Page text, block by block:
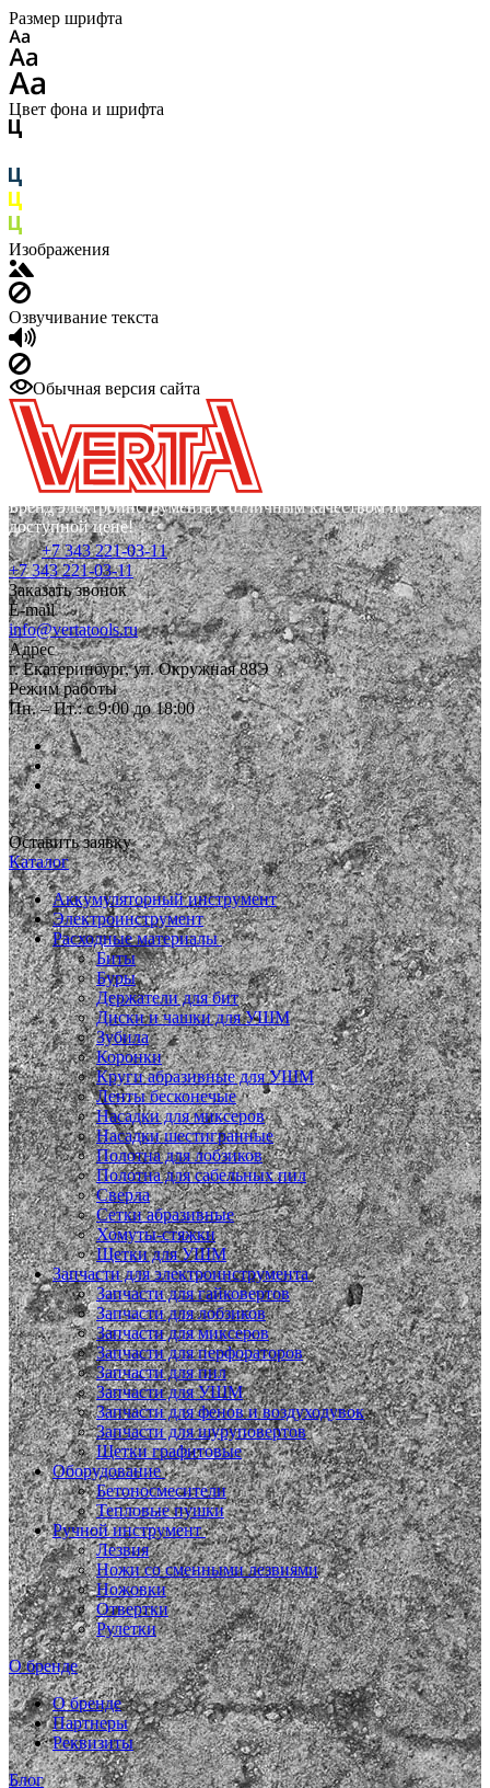
Размер шрифта
Цвет фона и шрифта
Изображения
Озвучивание текста
Обычная версия сайта
Бренд электроинструмента с отличным качеством по
доступной цене!
+7 343 221-03-11
+7 343 221-03-11
Заказать звонок
E-mail
info@vertatools.ru
Адрес
г. Екатеринбург, ул. Окружная 88Э
Режим работы
Пн. – Пт.: с 9:00 до 18:00
Оставить заявку
Каталог
Аккумуляторный инструмент
Электроинструмент
Расходные материалы
Биты
Буры
Держатели для бит
Диски и чашки для УШМ
Зубила
Коронки
Круги абразивные для УШМ
Ленты бесконечые
Насадки для миксеров
Насадки шестигранные
Полотна для лобзиков
Полотна для сабельных пил
Сверла
Сетки абразивные
Хомуты-стяжки
Щетки для УШМ
Запчасти для электроинструмента
Запчасти для гайковертов
Запчасти для лобзиков
Запчасти для миксеров
Запчасти для перфораторов
Запчасти для пил
Запчасти для УШМ
Запчасти для фенов и воздуходувок
Запчасти для шуруповертов
Щетки графитовые
Оборудование
Бетоносмесители
Тепловые пушки
Ручной инструмент
Лезвия
Ножи со сменными лезвиями
Ножовки
Отвертки
Рулетки
О бренде
О бренде
Партнеры
Реквизиты
Блог